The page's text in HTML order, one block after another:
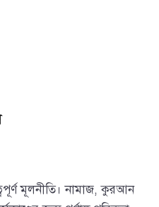
মূলনীতি। নামাজ, কুরআন